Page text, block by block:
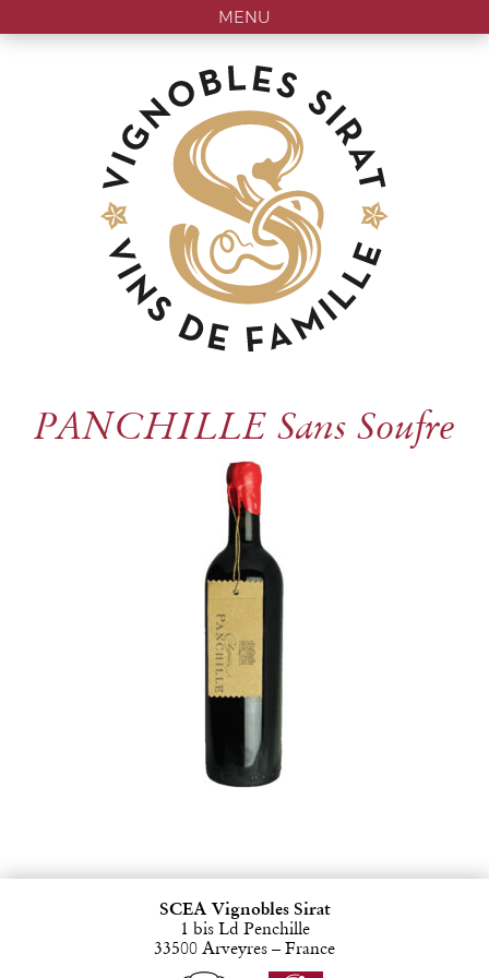
MENU
PANCHILLE Sans Soufre
SCEA Vignobles Sirat
1 bis Ld Penchille
33500 Arveyres – France